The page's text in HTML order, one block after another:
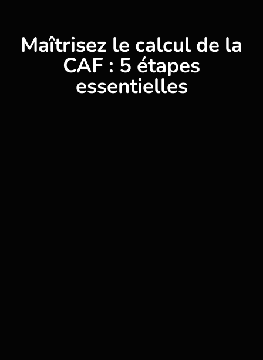
Maîtrisez le calcul de la
CAF : 5 étapes
essentielles